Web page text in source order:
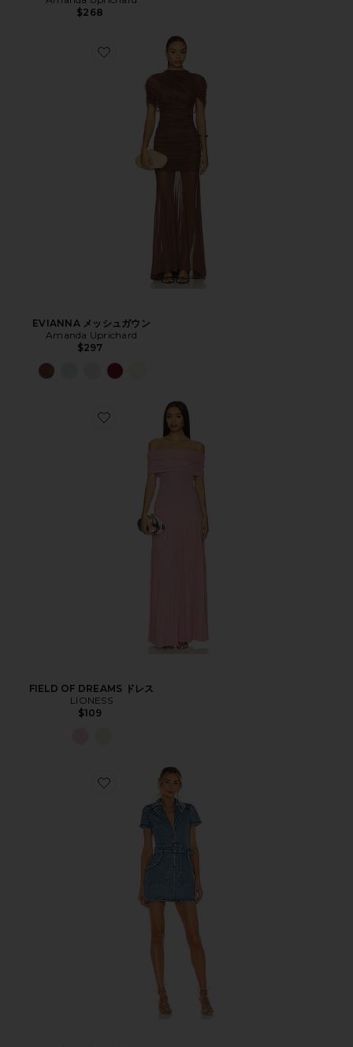
$268
EVIANNA メッシュガウン
Amanda Uprichard
$297
FIELD OF DREAMS ドレス
LIONESS
$109